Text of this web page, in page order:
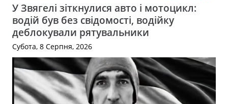
У Звягелі зіткнулися авто і мотоцикл:
водій був без свідомості, водійку
деблокували рятувальники
Субота, 8 Серпня, 2026